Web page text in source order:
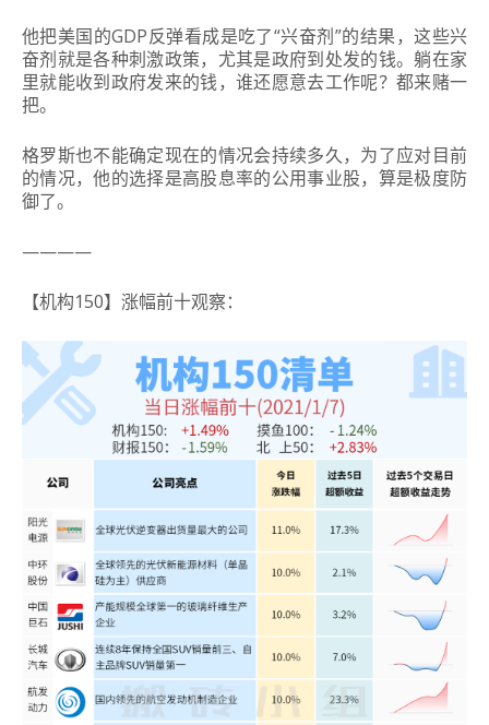
他把美国的GDP反弹看成是吃了“兴奋剂”的结果，这些兴
奋剂就是各种刺激政策，尤其是政府到处发的钱。躺在家
里就能收到政府发来的钱，谁还愿意去工作呢？都来赌一
把。
格罗斯也不能确定现在的情况会持续多久，为了应对目前
的情况，他的选择是高股息率的公用事业股，算是极度防
御了。
————
【机构150】涨幅前十观察：